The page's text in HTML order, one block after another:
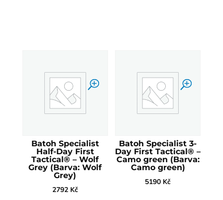
Batoh Specialist
Half-Day First
Tactical® – Wolf
Grey (Barva: Wolf
Grey)
2792 Kč
Batoh Specialist 3-
Day First Tactical® –
Camo green (Barva:
Camo green)
5190 Kč